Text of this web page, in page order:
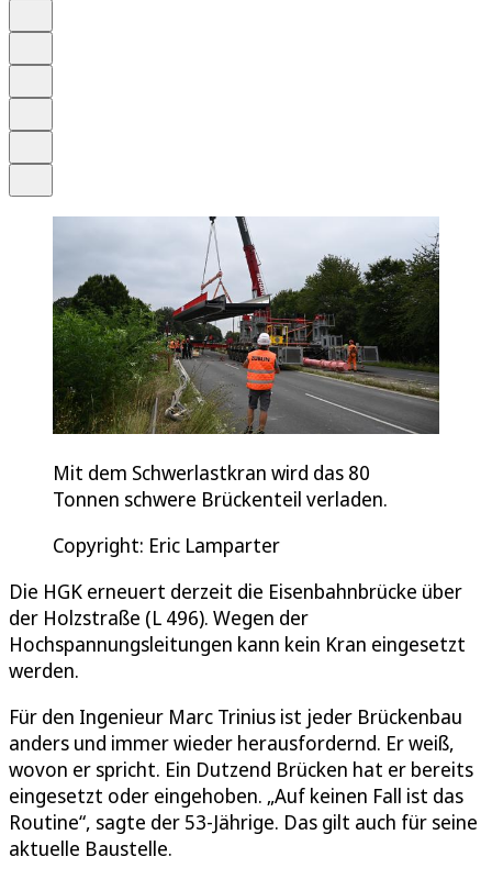
Mit dem Schwerlastkran wird das 80
Tonnen schwere Brückenteil verladen.
Copyright: Eric Lamparter
Die HGK erneuert derzeit die Eisenbahnbrücke über
der Holzstraße (L 496). Wegen der
Hochspannungsleitungen kann kein Kran eingesetzt
werden.
Für den Ingenieur Marc Trinius ist jeder Brückenbau
anders und immer wieder herausfordernd. Er weiß,
wovon er spricht. Ein Dutzend Brücken hat er bereits
eingesetzt oder eingehoben. „Auf keinen Fall ist das
Routine“, sagte der 53-Jährige. Das gilt auch für seine
aktuelle Baustelle.